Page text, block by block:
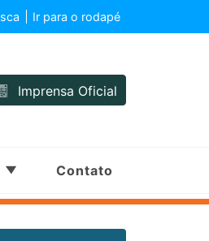
Ir para o rodapé
Imprensa Oficial
Contato